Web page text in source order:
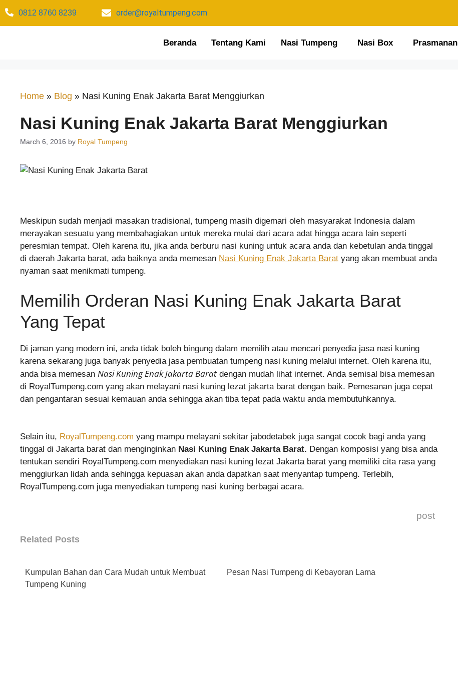
0812 8760 8239​ order@royaltumpeng.com​
Beranda Tentang Kami Nasi Tumpeng Nasi Box Prasmanan
Home » Blog » Nasi Kuning Enak Jakarta Barat Menggiurkan
Nasi Kuning Enak Jakarta Barat Menggiurkan
March 6, 2016 by Royal Tumpeng
Meskipun sudah menjadi masakan tradisional, tumpeng masih digemari oleh masyarakat Indonesia dalam
merayakan sesuatu yang membahagiakan untuk mereka mulai dari acara adat hingga acara lain seperti
peresmian tempat. Oleh karena itu, jika anda berburu nasi kuning untuk acara anda dan kebetulan anda tinggal
di daerah Jakarta barat, ada baiknya anda memesan Nasi Kuning Enak Jakarta Barat yang akan membuat anda
nyaman saat menikmati tumpeng.
Memilih Orderan Nasi Kuning Enak Jakarta Barat
Yang Tepat
Di jaman yang modern ini, anda tidak boleh bingung dalam memilih atau mencari penyedia jasa nasi kuning
karena sekarang juga banyak penyedia jasa pembuatan tumpeng nasi kuning melalui internet. Oleh karena itu,
anda bisa memesan Nasi Kuning Enak Jakarta Barat dengan mudah lihat internet. Anda semisal bisa memesan
di RoyalTumpeng.com yang akan melayani nasi kuning lezat jakarta barat dengan baik. Pemesanan juga cepat
dan pengantaran sesuai kemauan anda sehingga akan tiba tepat pada waktu anda membutuhkannya.
Selain itu, RoyalTumpeng.com yang mampu melayani sekitar jabodetabek juga sangat cocok bagi anda yang
tinggal di Jakarta barat dan menginginkan Nasi Kuning Enak Jakarta Barat. Dengan komposisi yang bisa anda
tentukan sendiri RoyalTumpeng.com menyediakan nasi kuning lezat Jakarta barat yang memiliki cita rasa yang
menggiurkan lidah anda sehingga kepuasan akan anda dapatkan saat menyantap tumpeng. Terlebih,
RoyalTumpeng.com juga menyediakan tumpeng nasi kuning berbagai acara.
post
Related Posts
Kumpulan Bahan dan Cara Mudah untuk Membuat
Tumpeng Kuning
Pesan Nasi Tumpeng di Kebayoran Lama